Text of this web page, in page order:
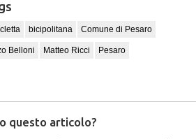
bicipolitana Comune di Pesaro
Belloni Matteo Ricci Pesaro
questo articolo?